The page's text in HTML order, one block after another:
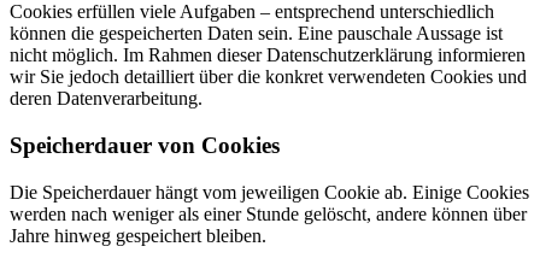
Cookies erfüllen viele Aufgaben – entsprechend unterschiedlich
können die gespeicherten Daten sein. Eine pauschale Aussage ist
nicht möglich. Im Rahmen dieser Datenschutzerklärung informieren
wir Sie jedoch detailliert über die konkret verwendeten Cookies und
deren Datenverarbeitung.
Speicherdauer von Cookies
Die Speicherdauer hängt vom jeweiligen Cookie ab. Einige Cookies
werden nach weniger als einer Stunde gelöscht, andere können über
Jahre hinweg gespeichert bleiben.